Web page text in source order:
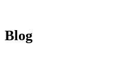
Blog